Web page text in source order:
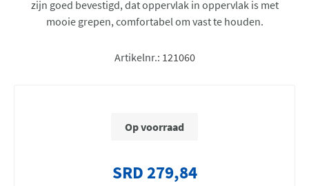
zijn goed bevestigd, dat oppervlak in oppervlak is met
mooie grepen, comfortabel om vast te houden.
Artikelnr.: 121060
Op voorraad
SRD 279,84